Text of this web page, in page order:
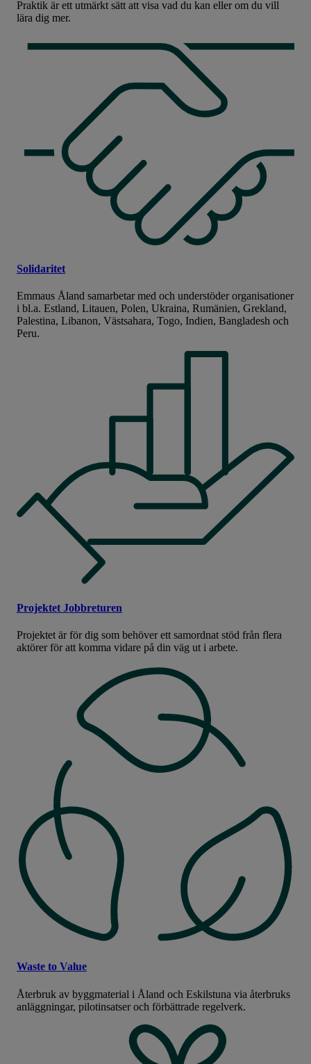
Praktik är ett utmärkt sätt att visa vad du kan eller om du vill
lära dig mer.
Solidaritet
Emmaus Åland samarbetar med och understöder organisationer
i bl.a. Estland, Litauen, Polen, Ukraina, Rumänien, Grekland,
Palestina, Libanon, Västsahara, Togo, Indien, Bangladesh och
Peru.
Projektet Jobbreturen
Projektet är för dig som behöver ett samordnat stöd från flera
aktörer för att komma vidare på din väg ut i arbete.
Waste to Value
Återbruk av byggmaterial i Åland och Eskilstuna via återbruks
anläggningar, pilotinsatser och förbättrade regelverk.